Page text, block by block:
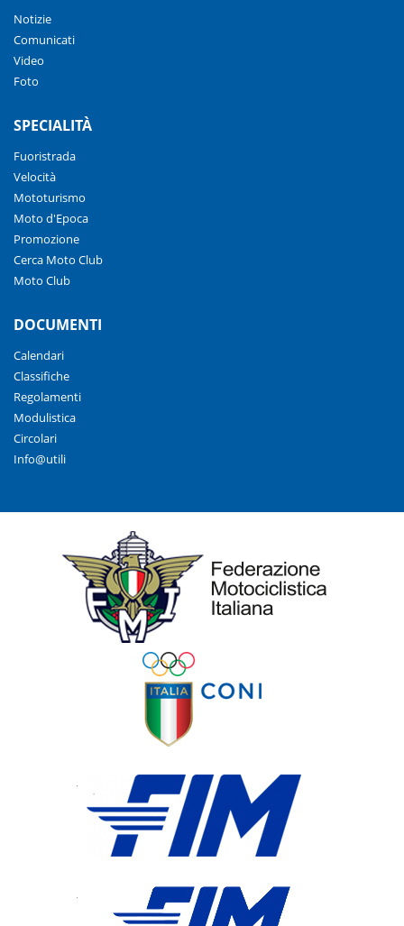
Notizie
Comunicati
Video
Foto
SPECIALITÀ
Fuoristrada
Velocità
Mototurismo
Moto d'Epoca
Promozione
Cerca Moto Club
Moto Club
DOCUMENTI
Calendari
Classifiche
Regolamenti
Modulistica
Circolari
Info@utili